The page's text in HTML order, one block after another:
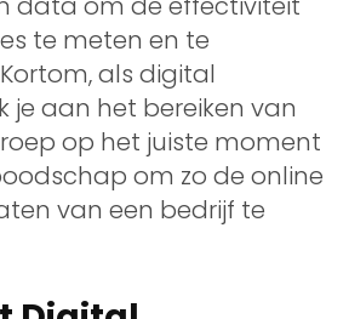
te meten en te
als digital
je aan het bereiken van
op het juiste moment
om zo de online
van een bedrijf te